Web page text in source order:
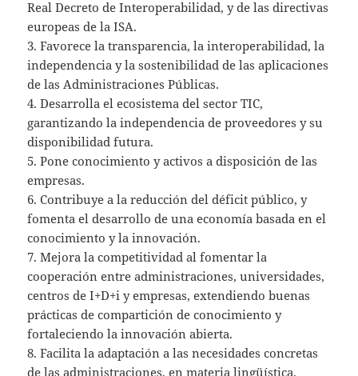
Real Decreto de Interoperabilidad, y de las directivas
europeas de la ISA.
3. Favorece la transparencia, la interoperabilidad, la
independencia y la sostenibilidad de las aplicaciones
de las Administraciones Públicas.
4. Desarrolla el ecosistema del sector TIC,
garantizando la independencia de proveedores y su
disponibilidad futura.
5. Pone conocimiento y activos a disposición de las
empresas.
6. Contribuye a la reducción del déficit público, y
fomenta el desarrollo de una economía basada en el
conocimiento y la innovación.
7. Mejora la competitividad al fomentar la
cooperación entre administraciones, universidades,
centros de I+D+i y empresas, extendiendo buenas
prácticas de compartición de conocimiento y
fortaleciendo la innovación abierta.
8. Facilita la adaptación a las necesidades concretas
de las administraciones, en materia lingüística,